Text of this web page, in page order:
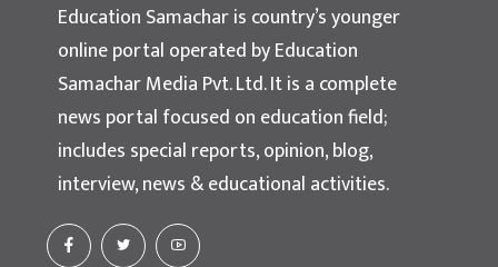
Education Samachar is country’s younger
online portal operated by Education
Samachar Media Pvt. Ltd. It is a complete
news portal focused on education field;
includes special reports, opinion, blog,
interview, news & educational activities.